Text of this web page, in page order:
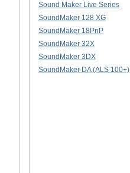
Sound Maker Live Series
SoundMaker 128 XG
SoundMaker 18PnP
SoundMaker 32X
SoundMaker 3DX
SoundMaker DA (ALS 100+)